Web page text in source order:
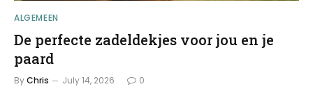
ALGEMEEN
De perfecte zadeldekjes voor jou en je
paard
ByChris July 14, 2026 0